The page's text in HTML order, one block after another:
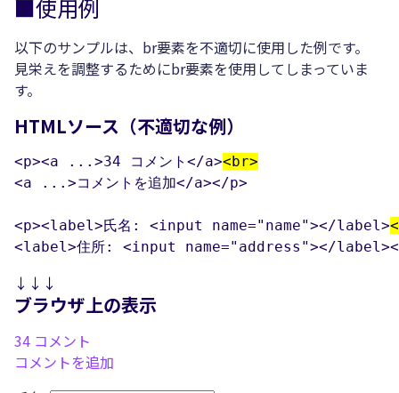
■使用例
以下のサンプルは、br要素を不適切に使用した例です。
見栄えを調整するためにbr要素を使用してしまっていま
す。
HTMLソース（不適切な例）
<p><a ...>34 コメント</a><br>
<a ...>コメントを追加</a></p>
<p><label>氏名: <input name="name"></label>
<label>住所: <input name="address"></
↓↓↓
ブラウザ上の表示
34 コメント
コメントを追加